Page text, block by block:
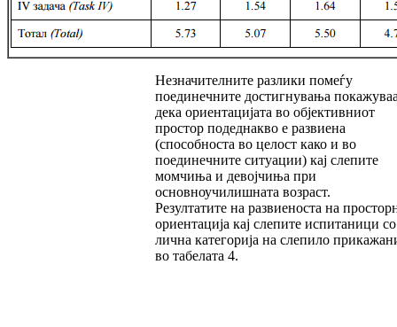
Незначителните разлики помеѓу
поединечните дос­тигнувања
дека ориентацијата во објективниот
простор подеднакво е развиена
(способноста во целост како и во
поединечните ситуации) кај слепите
момчиња и девојчиња при
основноучилишната возраст.
Резултатите на развиеноста на
ори­ен­тација кај слепите испитаници
лич­на категорија на слепило
во табе­ла­та 4.